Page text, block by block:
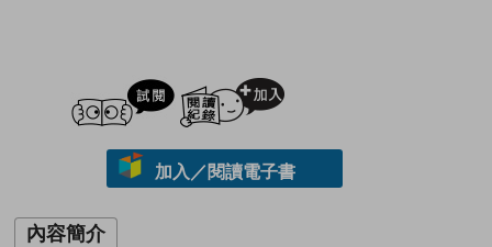
試閲
加入／閱讀電子書
內容簡介